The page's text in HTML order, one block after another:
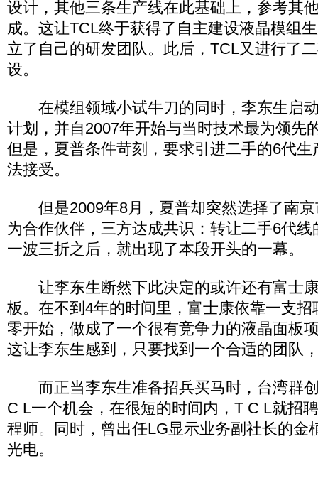
设计，其他三条生产线在此基础上，参考其
成。这让TCL终于获得了自主建设液晶模组
立了自己的研发团队。此后，TCL又进行了
设。
在模组领域小试牛刀的同时，李东生启
计划，并自2007年开始与当时技术最为领先
但是，夏普条件苛刻，要求引进二手的6代
法接受。
但是2009年8月，夏普却突然选择了南京
为合作伙伴，三方达成共识：转让二手6代
一波三折之后，就出现了本段开头的一幕。
让李东生断然下此决定的或许还有富士
板。在不到4年的时间里，富士康依靠一支
零开始，做成了一个很有竞争力的液晶面
这让李东生感到，只要找到一个合适的团队
而正当李东生准备招兵买马时，台湾群
C L一个机会，在很短的时间内，T C L就招
程师。同时，曾出任LG显示业务副社长的金
光电。